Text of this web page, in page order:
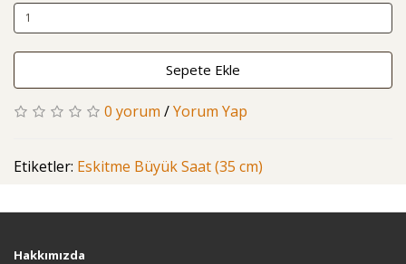
Sepete Ekle
0 yorum /Yorum Yap
Etiketler: Eskitme Büyük Saat (35 cm)
Hakkımızda